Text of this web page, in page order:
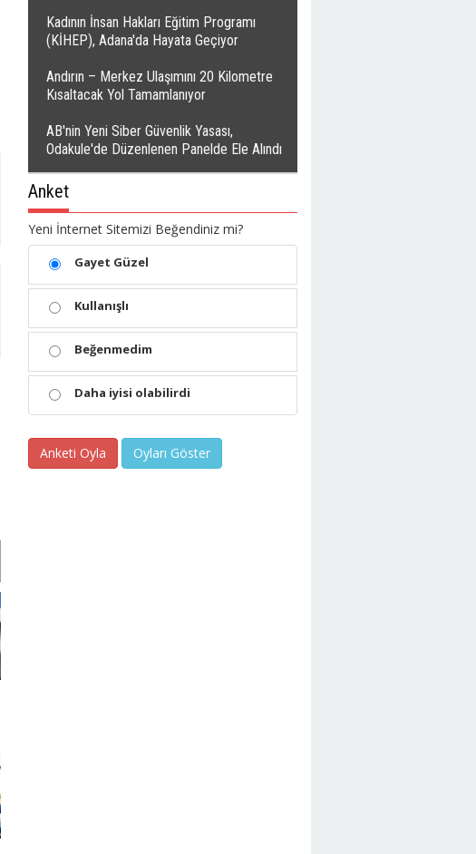
Kadının İnsan Hakları Eğitim Programı
(KİHEP), Adana'da Hayata Geçiyor
Andırın – Merkez Ulaşımını 20 Kilometre
Kısaltacak Yol Tamamlanıyor
AB'nin Yeni Siber Güvenlik Yasası,
Odakule'de Düzenlenen Panelde Ele Alındı
Anket
Yeni İnternet Sitemizi Beğendiniz mi?
Gayet Güzel
Kullanışlı
Beğenmedim
Daha iyisi olabilirdi
Anketi Oyla Oyları Göster